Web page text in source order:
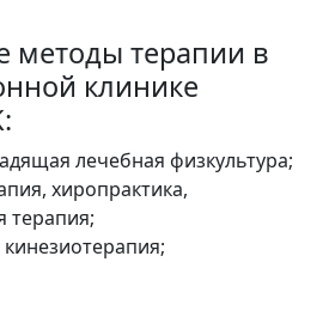
методы терапии в
клинике
лечебная физкультура;
хиропрактика,
терапия;